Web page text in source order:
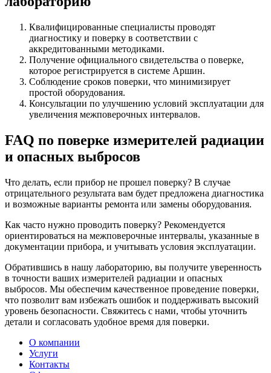
Квалифицированные специалисты проводят
диагностику и поверку в соответствии с
аккредитованными методиками.
Получение официального свидетельства о поверке,
которое регистрируется в системе Аршин.
Соблюдение сроков поверки, что минимизирует
простой оборудования.
Консультации по улучшению условий эксплуатации для
увеличения межповерочных интервалов.
FAQ по поверке измерителей радиации
и опасных выбросов
Что делать, если прибор не прошел поверку? В случае
отрицательного результата вам будет предложена диагностика
и возможные варианты ремонта или замены оборудования.
Как часто нужно проводить поверку? Рекомендуется
ориентироваться на межповерочные интервалы, указанные в
документации прибора, и учитывать условия эксплуатации.
Обратившись в нашу лабораторию, вы получите уверенность
в точности ваших измерителей радиации и опасных
выбросов. Мы обеспечим качественное проведение поверки,
что позволит вам избежать ошибок и поддерживать высокий
уровень безопасности. Свяжитесь с нами, чтобы уточнить
детали и согласовать удобное время для поверки.
О компании
Услуги
Контакты